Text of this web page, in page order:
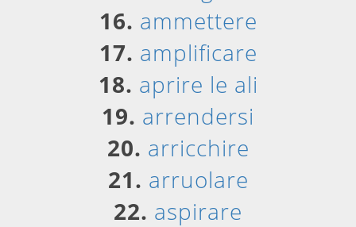
16. ammettere
17. amplificare
18. aprire le ali
19. arrendersi
20. arricchire
21. arruolare
22. aspirare